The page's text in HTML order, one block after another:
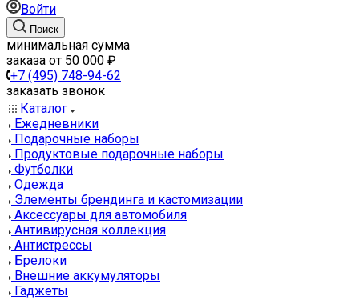
Войти
Поиск
минимальная сумма
заказа от 50 000 ₽
+7 (495) 748-94-62
заказать звонок
Каталог
Ежедневники
Подарочные наборы
Продуктовые подарочные наборы
Футболки
Одежда
Элементы брендинга и кастомизации
Аксессуары для автомобиля
Антивирусная коллекция
Антистрессы
Брелоки
Внешние аккумуляторы
Гаджеты